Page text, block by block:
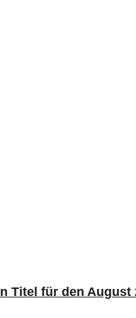
Titel für den August